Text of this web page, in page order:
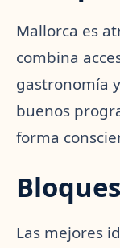
Mallorca es
combina
gastronomía
buenos
forma
Las mejores